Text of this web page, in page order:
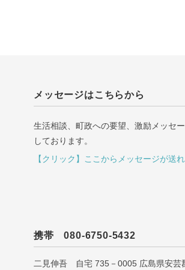
メッセージはこちらから
生活相談、町政への要望、激励メッセ
しております。
【クリック】ここからメッセージが送
携帯 080-6750-5432
二見伸吾 自宅 735－0005 広島県安芸